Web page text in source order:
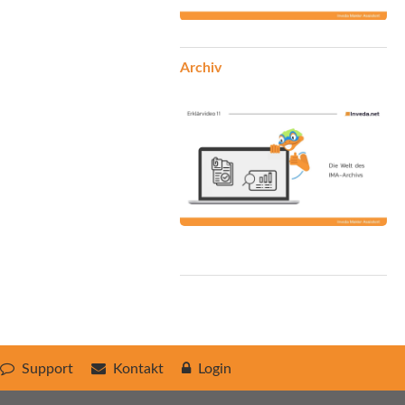
Archiv
Support Kontakt Login